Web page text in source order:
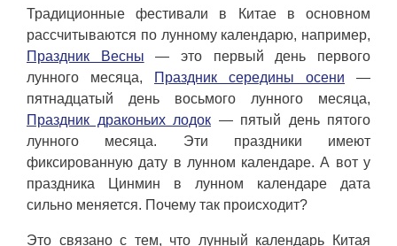
Традиционные фестивали в Китае в основном
рассчитываются по лунному календарю, например,
Праздник Весны — это первый день первого
лунного месяца,
Праздник середины осени —
пятнадцатый день восьмого лунного месяца,
Праздник драконьих лодок — пятый день пятого
лунного месяца. Эти праздники имеют
фиксированную дату в лунном календаре. А вот у
праздника Цинмин в лунном календаре дата
сильно меняется. Почему так происходит?
Это связано с тем, что лунный календарь Китая